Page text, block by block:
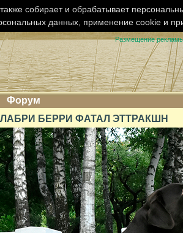
Размещение
Форум
БЕРРИ ФАТАЛ ЭТТРАКШН
собирает и обрабатывает
данных, применение cookie и